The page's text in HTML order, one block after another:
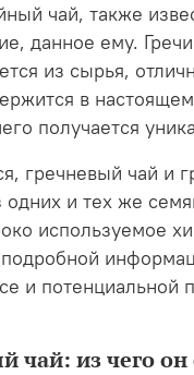
чай, также
данное ему.
из сырья,
в
получается
гречневый чай и
одних и тех же
используемое
и потенциальной
чай: из чего он